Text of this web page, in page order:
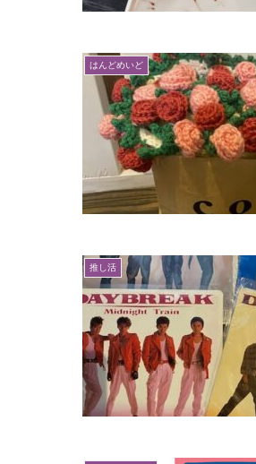
はんどめいど
推し活